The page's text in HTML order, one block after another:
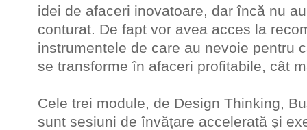
idei de afaceri inovatoare, dar încă nu
conturat. De fapt vor avea acces la
instrumentele de care au nevoie pentru
se transforme în afaceri profitabile, cât
Cele trei module, de Design Thinking,
sunt sesiuni de învățare accelerată și